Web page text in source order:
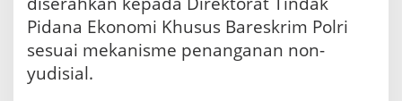
Pidana Ekonomi Khusus Bareskrim Polri
sesuai mekanisme penanganan non-
yudisial.